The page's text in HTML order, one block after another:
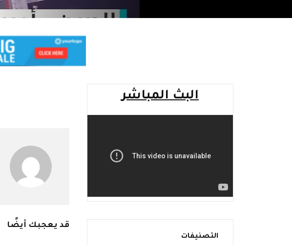
قد يعجبك أيضًا
البث المباشر
التصنيفات